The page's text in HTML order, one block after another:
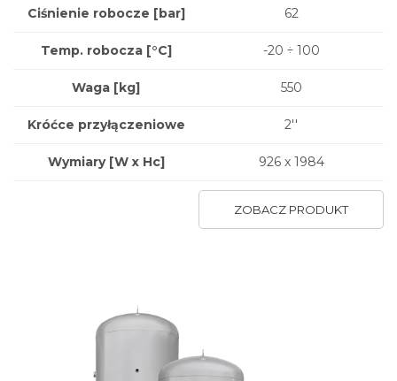
Ciśnienie robocze [bar]
Temp. robocza [°C]
Waga [kg]
Króćce przyłączeniowe
Wymiary [W x Hc]
62
-20 ÷ 100
550
2''
926 x 1984
ZOBACZ PRODUKT